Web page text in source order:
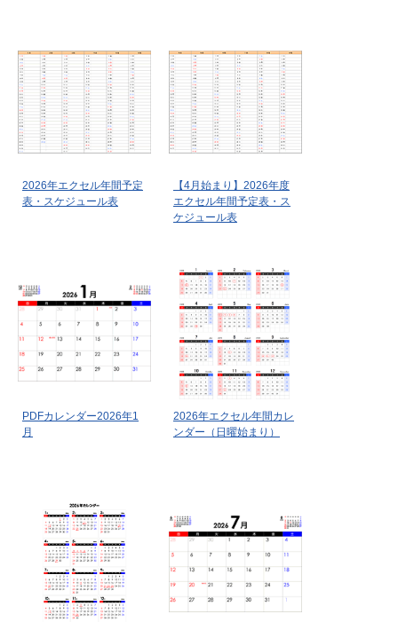
2026年エクセル年間予定
表・スケジュール表
【4月始まり】2026年度
エクセル年間予定表・ス
ケジュール表
PDFカレンダー2026年1
月
2026年エクセル年間カレ
ンダー（日曜始まり）